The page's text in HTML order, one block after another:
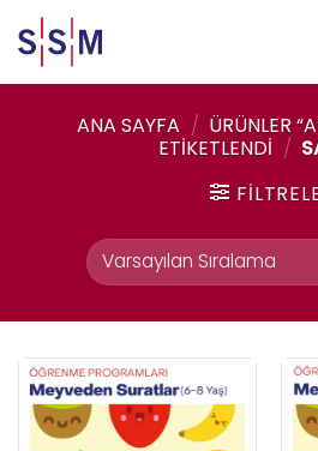
to
content
ANA SAYFA / ÜRÜNLER
ETIKETLENDI /